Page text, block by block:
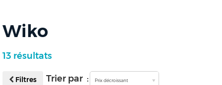
Wiko
13 résultats
Filtres Trier par : Prix décroissant